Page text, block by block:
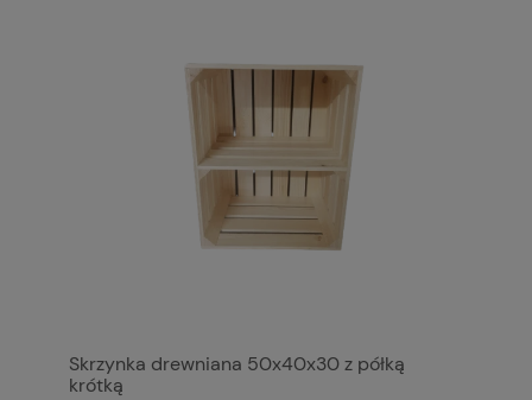
Skrzynka drewniana 50x40x30 z półką
krótką